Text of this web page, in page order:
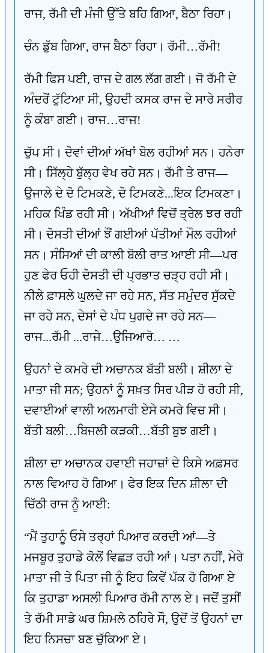
ਰਾਜ, ਰੱਮੀ ਦੀ ਮੰਜੀ ਉੱਤੇ ਬਹਿ ਗਿਆ, ਬੈਠਾ ਰਿਹਾ।
ਚੰਨ ਡੁੱਬ ਗਿਆ, ਰਾਜ ਬੈਠਾ ਰਿਹਾ। ਰੱਮੀ…ਰੱਮੀ!
ਰੱਮੀ ਫਿਸ ਪਈ, ਰਾਜ ਦੇ ਗਲ ਲੱਗ ਗਈ। ਜੋ ਰੱਮੀ ਦੇ
ਅੰਦਰੋਂ ਟੁੱਟਿਆ ਸੀ, ਉਹਦੀ ਕਸਕ ਰਾਜ ਦੇ ਸਾਰੇ ਸਰੀਰ
ਨੂੰ ਕੰਬਾ ਗਈ। ਰਾਜ…ਰਾਜ!
ਚੁੱਪ ਸੀ। ਦੋਵਾਂ ਦੀਆਂ ਅੱਖਾਂ ਬੋਲ ਰਹੀਆਂ ਸਨ। ਹਨੇਰਾ
ਸੀ। ਸਿੱਲ੍ਹੇ ਬੁੱਲ੍ਹ ਵੇਖ ਰਹੇ ਸਨ। ਰੱਮੀ ਤੇ ਰਾਜ—
ਉਜਾਲੇ ਦੇ ਦੋ ਟਿਮਕਣੇ, ਦੋ ਟਿਮਕਣੇ...ਇਕ ਟਿਮਕਣਾ।
ਮਹਿਕ ਖਿੰਡ ਰਹੀ ਸੀ। ਅੱਖੀਆਂ ਵਿਚੋਂ ਤ੍ਰੇਲ ਝਰ ਰਹੀ
ਸੀ। ਦੋਸਤੀ ਦੀਆਂ ਝੌਂ ਗਈਆਂ ਪੱਤੀਆਂ ਮੌਲ ਰਹੀਆਂ
ਸਨ। ਸੰਸਿਆਂ ਦੀ ਕਾਲੀ ਬੋਲੀ ਰਾਤ ਆਈ ਸੀ—ਪਰ
ਹੁਣ ਫੇਰ ਓਹੀ ਦੋਸਤੀ ਦੀ ਪ੍ਰਭਾਤ ਚੜ੍ਹ ਰਹੀ ਸੀ।
ਨੀਲੇ ਫ਼ਾਸਲੇ ਘੁਲਦੇ ਜਾ ਰਹੇ ਸਨ, ਸੱਤ ਸਮੁੰਦਰ ਸੁੱਕਦੇ
ਜਾ ਰਹੇ ਸਨ, ਦੇਸਾਂ ਦੇ ਪੰਧ ਪੁਗਦੇ ਜਾ ਰਹੇ ਸਨ—
ਰਾਜ...ਰੱਮੀ ...ਰਾਜੇ…ਉਜਿਆਰੋ… …
ਉਹਨਾਂ ਦੇ ਕਮਰੇ ਦੀ ਅਚਾਨਕ ਬੱਤੀ ਬਲੀ। ਸ਼ੀਲਾ ਦੇ
ਮਾਤਾ ਜੀ ਸਨ; ਉਹਨਾਂ ਨੂੰ ਸਖ਼ਤ ਸਿਰ ਪੀੜ ਹੋ ਰਹੀ ਸੀ,
ਦਵਾਈਆਂ ਵਾਲੀ ਅਲਮਾਰੀ ਏਸੇ ਕਮਰੇ ਵਿਚ ਸੀ।
ਬੱਤੀ ਬਲੀ…ਬਿਜਲੀ ਕੜਕੀ…ਬੱਤੀ ਬੁਝ ਗਈ।
ਸ਼ੀਲਾ ਦਾ ਅਚਾਨਕ ਹਵਾਈ ਜਹਾਜ਼ਾਂ ਦੇ ਕਿਸੇ ਅਫ਼ਸਰ
ਨਾਲ ਵਿਆਹ ਹੋ ਗਿਆ। ਫੇਰ ਇਕ ਦਿਨ ਸ਼ੀਲਾ ਦੀ
ਚਿੱਠੀ ਰਾਜ ਨੂੰ ਆਈ:
“ਮੈਂ ਤੁਹਾਨੂੰ ਓਸੇ ਤਰ੍ਹਾਂ ਪਿਆਰ ਕਰਦੀ ਆਂ—ਤੇ
ਮਜਬੂਰ ਤੁਹਾਡੇ ਕੋਲੋਂ ਵਿਛੜ ਰਹੀ ਆਂ। ਪਤਾ ਨਹੀਂ, ਮੇਰੇ
ਮਾਤਾ ਜੀ ਤੇ ਪਿਤਾ ਜੀ ਨੂੰ ਇਹ ਕਿਵੇਂ ਪੱਕ ਹੋ ਗਿਆ ਏ
ਕਿ ਤੁਹਾਡਾ ਅਸਲੀ ਪਿਆਰ ਰੱਮੀ ਨਾਲ ਏ। ਜਦੋਂ ਤੁਸੀਂ
ਤੇ ਰੱਮੀ ਸਾਡੇ ਘਰ ਸ਼ਿਮਲੇ ਠਹਿਰੇ ਸੌ, ਉਦੋਂ ਤੋਂ ਉਹਨਾਂ ਦਾ
ਇਹ ਨਿਸਚਾ ਬਣ ਚੁੱਕਿਆ ਏ।